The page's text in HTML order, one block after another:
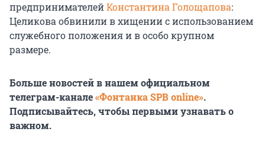
предпринимателейКонстантина Голощапова:
Целикова обвинили в хищении с использованием
служебного положения и в особо крупном
размере.
Больше новостей в нашем официальном
телеграм-канале«Фонтанка SPB online».
Подписывайтесь, чтобы первыми узнавать о
важном.